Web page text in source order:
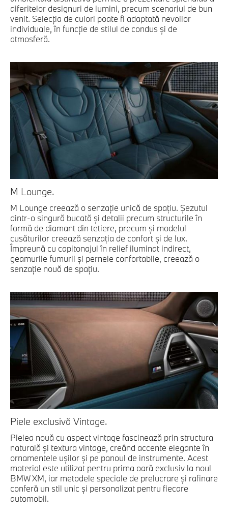
diferitelor designuri de lumini, precum scenariul de bun
venit. Selecţia de culori poate fi adaptată nevoilor
individuale, în funcţie de stilul de condus şi de
atmosferă.
M Lounge.
M Lounge creează o senzaţie unică de spaţiu. Şezutul
dintr-o singură bucată şi detalii precum structurile în
formă de diamant din tetiere, precum şi modelul
cusăturilor creează senzaţia de confort şi de lux.
Împreună cu capitonajul în relief iluminat indirect,
geamurile fumurii şi pernele confortabile, creează o
senzaţie nouă de spaţiu.
Piele exclusivă Vintage.
Pielea nouă cu aspect vintage fascinează prin structura
naturală şi textura vintage, creând accente elegante în
ornamentele uşilor şi pe panoul de instrumente. Acest
material este utilizat pentru prima oară exclusiv la noul
BMW XM, iar metodele speciale de prelucrare şi rafinare
conferă un stil unic şi personalizat pentru fiecare
automobil.